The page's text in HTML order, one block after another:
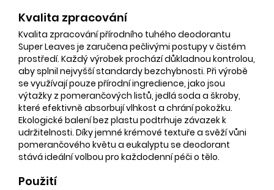
Kvalita zpracování
Kvalita zpracování přírodního tuhého deodorantu
Super Leaves je zaručena pečlivými postupy v čistém
prostředí. Každý výrobek prochází důkladnou kontrolou,
aby splnil nejvyšší standardy bezchybnosti. Při výrobě
se využívají pouze přírodní ingredience, jako jsou
výtažky z pomerančových listů, jedlá soda a škroby,
které efektivně absorbují vlhkost a chrání pokožku.
Ekologické balení bez plastu podtrhuje závazek k
udržitelnosti. Díky jemné krémové textuře a svěží vůni
pomerančového květu a eukalyptu se deodorant
stává ideální volbou pro každodenní péči o tělo.
Použití